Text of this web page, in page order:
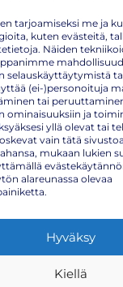
tarjoamiseksi me ja
kuten evästeitä,
Näiden
selauskäyttäytymistä
(ei-)personoituja
tai
ominaisuuksiin ja
yllä olevat tai
vain tätä
mukaan lukien
alareunassa olevaa
Hyväksy
Kiellä
Nummenpakka
Suomi